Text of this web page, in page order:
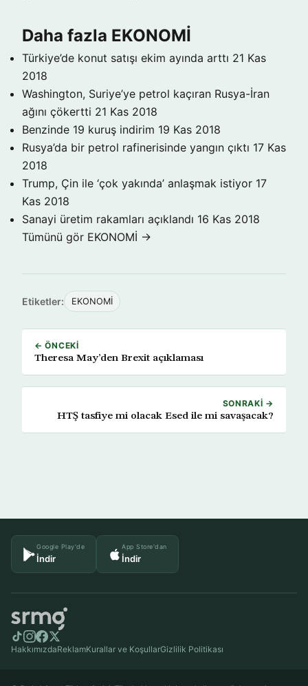
Daha fazla EKONOMİ
Türkiye’de konut satışı ekim ayında arttı 21 Kas
2018
Washington, Suriye’ye petrol kaçıran Rusya-İran
ağını çökertti 21 Kas 2018
Benzinde 19 kuruş indirim 19 Kas 2018
Rusya’da bir petrol rafinerisinde yangın çıktı 17 Kas
2018
Trump, Çin ile ‘çok yakında’ anlaşmak istiyor 17
Kas 2018
Sanayi üretim rakamları açıklandı 16 Kas 2018
Tümünü gör EKONOMİ →
Etiketler: EKONOMİ
← ÖNCEKI
Theresa May’den Brexit açıklaması
SONRAKI →
HTŞ tasfiye mi olacak Esed ile mi savaşacak?
Google Play'de
İndir
App Store'dan
İndir
HakkımızdaReklamKurallar ve KoşullarGizlilik Politikası